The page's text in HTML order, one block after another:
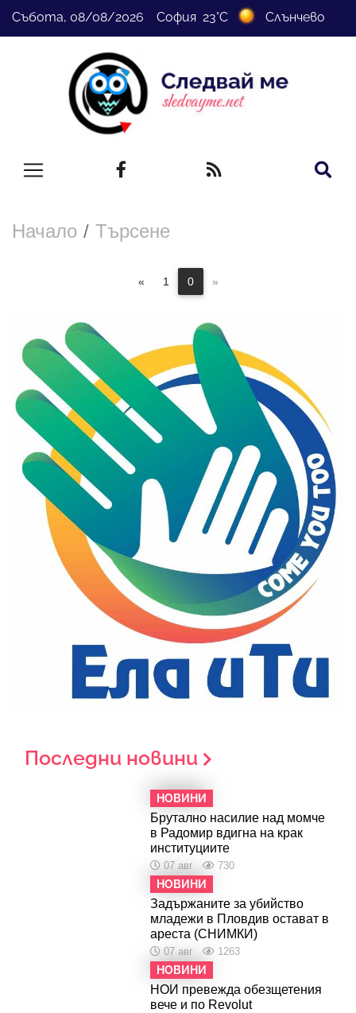
Събота, 08/08/2026 София 23°C Слънчево
Начало Търсене
« 1 0 »
Последни новини
НОВИНИ
Брутално насилие над момче
в Радомир вдигна на крак
институциите
07 авг 730
НОВИНИ
Задържаните за убийство
младежи в Пловдив остават в
ареста (СНИМКИ)
07 авг 1263
НОВИНИ
НОИ превежда обезщетения
вече и по Revolut